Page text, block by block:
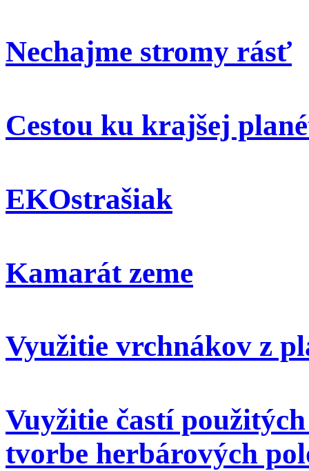
Nechajme stromy rásť
Cestou ku krajšej
EKOstrašiak
Kamarát zeme
Využitie vrchnákov z
Vuyžitie častí
tvorbe herbárových